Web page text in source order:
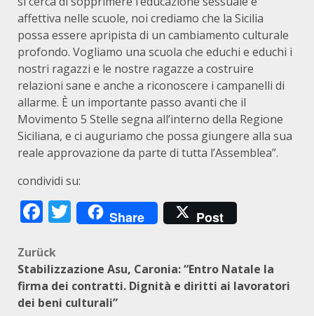
affettiva nelle scuole, noi crediamo che la Sicilia
possa essere apripista di un cambiamento culturale
profondo. Vogliamo una scuola che educhi e educhi i
nostri ragazzi e le nostre ragazze a costruire
relazioni sane e anche a riconoscere i campanelli di
allarme. È un importante passo avanti che il
Movimento 5 Stelle segna all’interno della Regione
Siciliana, e ci auguriamo che possa giungere alla sua
reale approvazione da parte di tutta l’Assemblea”.
condividi su:
Facebook
Twitter
Share Post
Beitragsnavigation
Zurück
Stabilizzazione Asu, Caronia: “Entro Natale la
firma dei contratti. Dignità e diritti ai lavoratori
dei beni culturali”